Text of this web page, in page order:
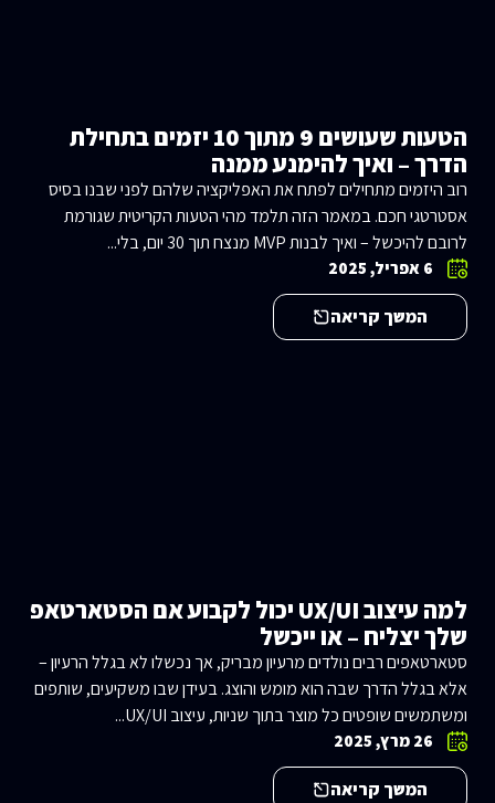
הטעות שעושים 9 מתוך 10 יזמים בתחילת
הדרך – ואיך להימנע ממנה
רוב היזמים מתחילים לפתח את האפליקציה שלהם לפני שבנו בסיס
אסטרטגי חכם. במאמר הזה תלמד מהי הטעות הקריטית שגורמת
לרובם להיכשל – ואיך לבנות MVP מנצח תוך 30 יום, בלי...
6 אפריל, 2025
המשך קריאה
למה עיצוב UX/UI יכול לקבוע אם הסטארטאפ
שלך יצליח – או ייכשל
סטארטאפים רבים נולדים מרעיון מבריק, אך נכשלו לא בגלל הרעיון –
אלא בגלל הדרך שבה הוא מומש והוצג. בעידן שבו משקיעים, שותפים
ומשתמשים שופטים כל מוצר בתוך שניות, עיצוב UX/UI...
26 מרץ, 2025
המשך קריאה